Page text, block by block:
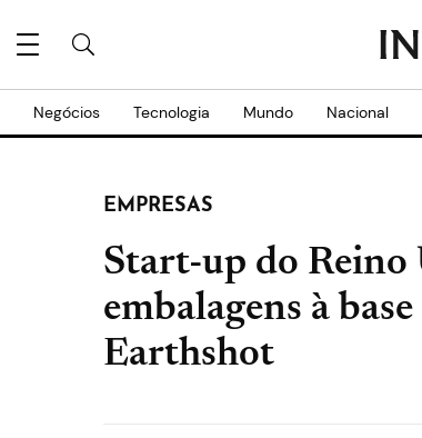
Negócios Tecnologia Mundo Nacional
EMPRESAS
Start-up do Reino
embalagens à
Earthshot